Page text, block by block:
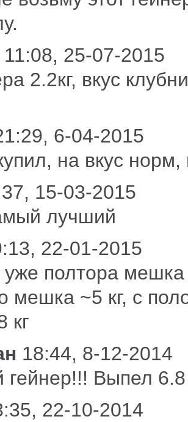
11:08, 25-07-2015
2.2кг, вкус
6-04-2015
на вкус
15-03-2015
лучший
22-01-2015
уже полтора
мешка ~5 кг, с
кг
18:44, 8-12-2014
гейнер!!! Выпел
22-10-2014